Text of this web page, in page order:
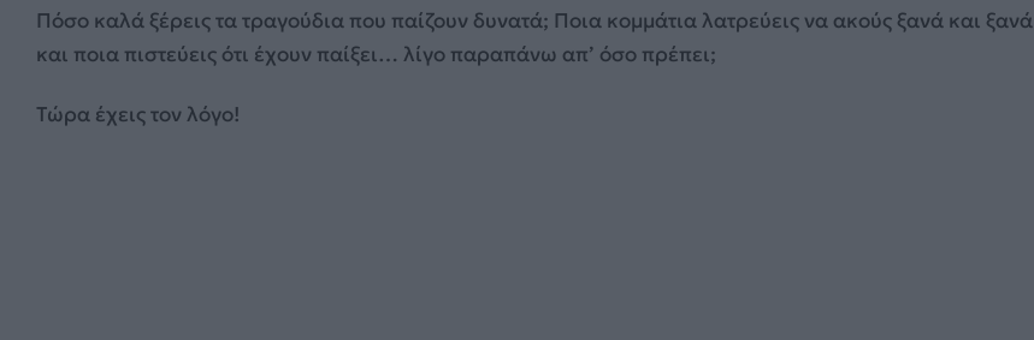
Πόσο καλά ξέρεις τα τραγούδια που παίζουν δυνατά; Ποια κομμάτια λατρεύεις να ακούς ξανά και ξανά
και ποια πιστεύεις ότι έχουν παίξει… λίγο παραπάνω απ’ όσο πρέπει;
Τώρα έχεις τον λόγο!